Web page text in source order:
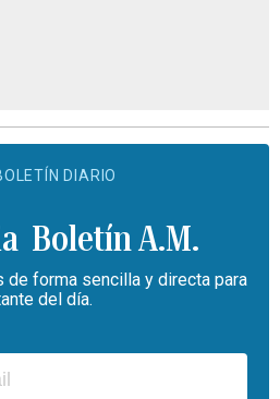
DIARIO
Boletín A.M.
de forma sencilla y directa para
del día.